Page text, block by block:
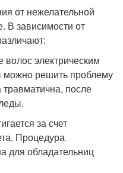
от нежелательной
В зависимости от
электрическим
можно решить проблему
после
за счет
Процедура
для обладательниц